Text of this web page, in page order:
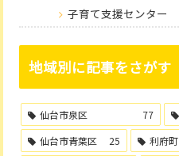
子育て支援センター
地域別に記事をさがす
仙台市泉区 77
仙台市青葉区
25 利府町